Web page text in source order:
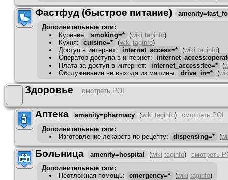
Фастфуд (быстрое питание)
Дополнительные тэги:
Курение: smoking=* (wiki taginfo)
Кухня: cuisine=* (wiki taginfo)
Доступ в интернет: internet_access=* (wiki taginfo)
Оператор доступа в интернет:
Плата за доступ в интернет: internet_access:fee=* (
Обслуживание не выходя из машины: drive_in=* (
Здоровье смотреть POI
Аптека amenity=pharmacy (wiki taginfo)
смотреть POI
Дополнительные тэги:
Изготовление лекарств по рецепту: dispensing=* (
Больница amenity=hospital (wiki taginfo)
смотреть
Дополнительные тэги:
Неотложная помощь: emergency=* (wiki taginfo)